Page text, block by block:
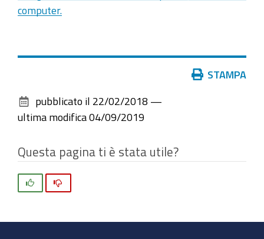
computer.
documento
STAMPA
pubblicato il 22/02/2018 —
ultima modifica 04/09/2019
Questa pagina ti è stata utile?